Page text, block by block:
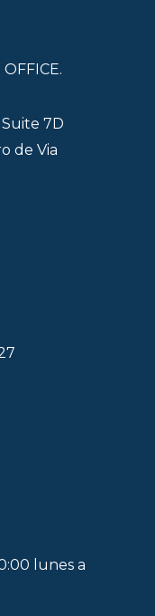
Suite 7D
de Via
lunes a